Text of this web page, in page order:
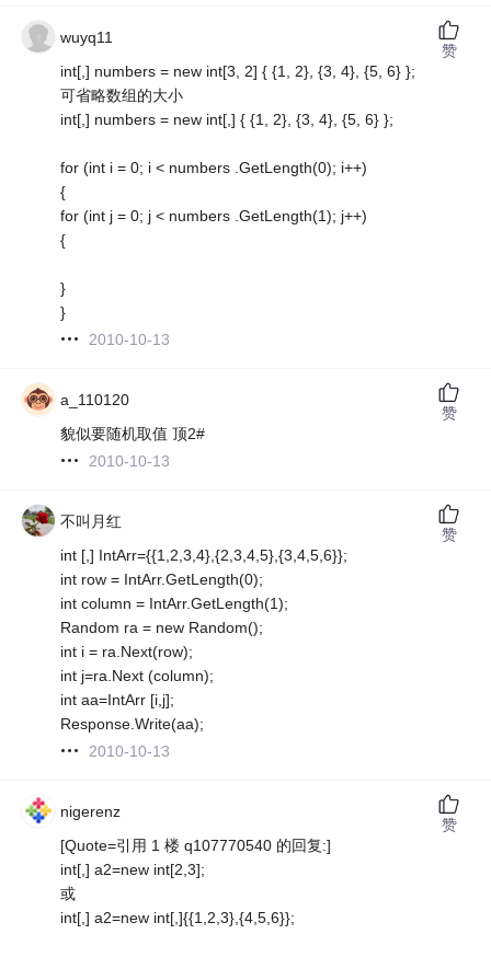
wuyq11
int[,] numbers = new int[3, 2] { {1, 2}, {3, 4}, {5, 6} };
可省略数组的大小
int[,] numbers = new int[,] { {1, 2}, {3, 4}, {5, 6} };
for (int i = 0; i < numbers .GetLength(0); i++)
{
for (int j = 0; j < numbers .GetLength(1); j++)
{
}
}
2010-10-13
赞
a_110120
貌似要随机取值 顶2#
2010-10-13
赞
不叫月红
int [,] IntArr={{1,2,3,4},{2,3,4,5},{3,4,5,6}};
int row = IntArr.GetLength(0);
int column = IntArr.GetLength(1);
Random ra = new Random();
int i = ra.Next(row);
int j=ra.Next (column);
int aa=IntArr [i,j];
Response.Write(aa);
2010-10-13
赞
nigerenz
[Quote=引用 1 楼 q107770540 的回复:]
int[,] a2=new int[2,3];
或
int[,] a2=new int[,]{{1,2,3},{4,5,6}};
赞